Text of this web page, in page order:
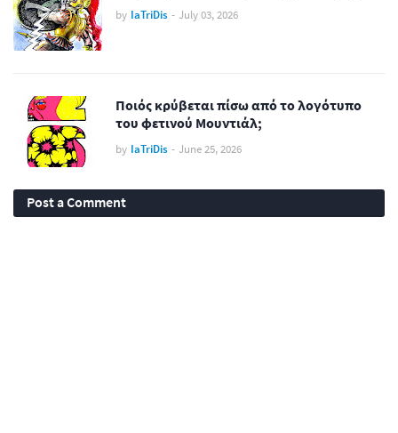
by IaTriDis - July 03, 2026
Ποιός κρύβεται πίσω από το λογότυπο
του φετινού Μουντιάλ;
by IaTriDis - June 25, 2026
Post a Comment